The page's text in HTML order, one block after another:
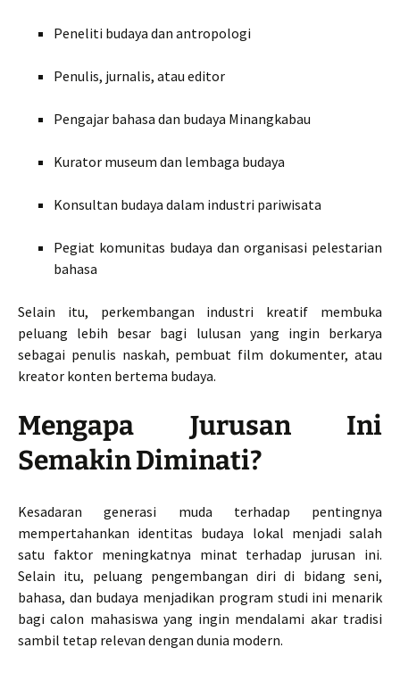
Peneliti budaya dan antropologi
Penulis, jurnalis, atau editor
Pengajar bahasa dan budaya Minangkabau
Kurator museum dan lembaga budaya
Konsultan budaya dalam industri pariwisata
Pegiat komunitas budaya dan organisasi pelestarian
bahasa
Selain itu, perkembangan industri kreatif membuka
peluang lebih besar bagi lulusan yang ingin berkarya
sebagai penulis naskah, pembuat film dokumenter, atau
kreator konten bertema budaya.
Mengapa Jurusan Ini
Semakin Diminati?
Kesadaran generasi muda terhadap pentingnya
mempertahankan identitas budaya lokal menjadi salah
satu faktor meningkatnya minat terhadap jurusan ini.
Selain itu, peluang pengembangan diri di bidang seni,
bahasa, dan budaya menjadikan program studi ini menarik
bagi calon mahasiswa yang ingin mendalami akar tradisi
sambil tetap relevan dengan dunia modern.